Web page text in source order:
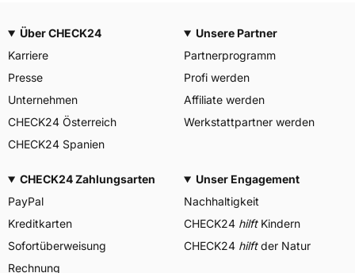
Über CHECK24
Karriere
Presse
Unternehmen
CHECK24 Österreich
CHECK24 Spanien
Unsere Partner
Partnerprogramm
Profi werden
Affiliate werden
Werkstattpartner werden
CHECK24 Zahlungsarten
PayPal
Kreditkarten
Sofortüberweisung
Rechnung
Unser Engagement
Nachhaltigkeit
CHECK24 hilftKindern
CHECK24 hilftder Natur